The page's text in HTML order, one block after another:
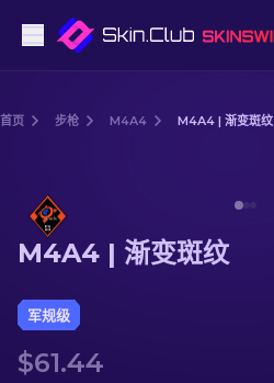
狙击步枪
匕首
手套
首页 步枪 M4A4 M4A4 | 渐变斑纹
M4A4 | 渐变斑纹
军规级
$61.44